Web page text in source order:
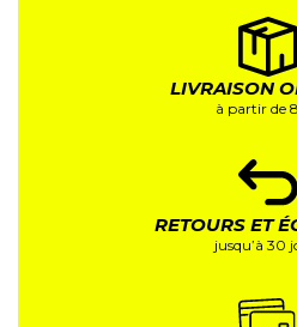
LIVRAISON
à partir de
RETOURS ET
jusqu’à 30